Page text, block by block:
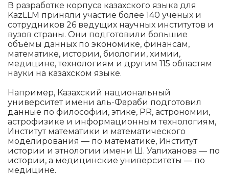
В разработке корпуса казахского языка для
KazLLM приняли участие более 140 учёных и
сотрудников 26 ведущих научных институтов и
вузов страны. Они подготовили большие
объёмы данных по экономике, финансам,
математике, истории, биологии, химии,
медицине, технологиям и другим 115 областям
науки на казахском языке.
Например, Казахский национальный
университет имени аль-Фараби подготовил
данные по философии, этике, PR, астрономии,
астрофизике и информационным технологиям,
Институт математики и математического
моделирования — по математике, Институт
истории и этнологии имени Ш. Уалиханова — по
истории, а медицинские университеты — по
медицине.